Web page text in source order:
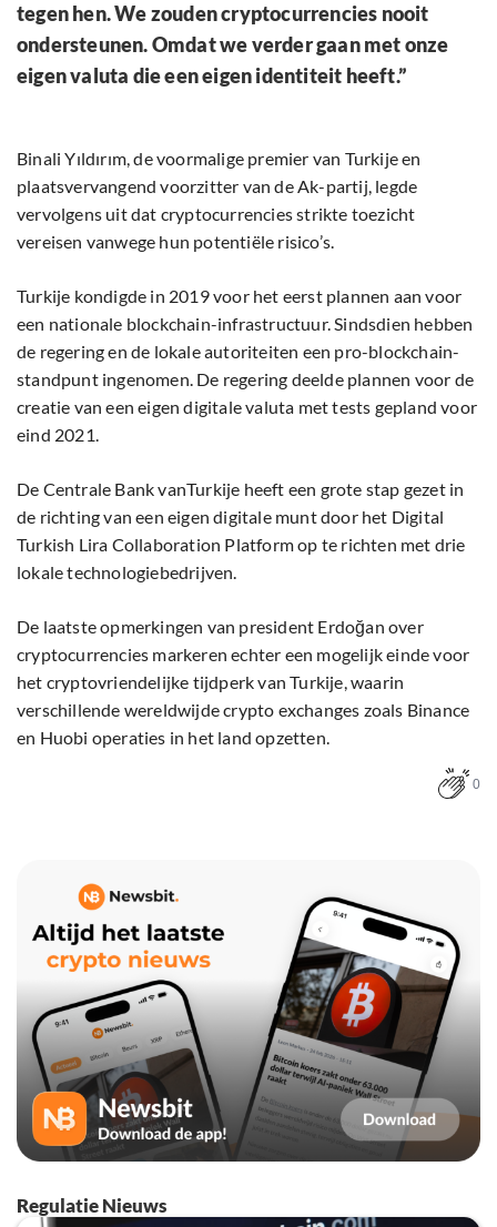
tegen hen. We zouden cryptocurrencies nooit
ondersteunen. Omdat we verder gaan met onze
eigen valuta die een eigen identiteit heeft.”
Binali Yıldırım, de voormalige premier van Turkije en
plaatsvervangend voorzitter van de Ak-partij, legde
vervolgens uit dat cryptocurrencies strikte toezicht
vereisen vanwege hun potentiële risico’s.
Turkije kondigde in 2019 voor het eerst plannen aan voor
een nationale blockchain-infrastructuur. Sindsdien hebben
de regering en de lokale autoriteiten een pro-blockchain-
standpunt ingenomen. De regering deelde plannen voor de
creatie van een eigen digitale valuta met tests gepland voor
eind 2021.
De Centrale Bank vanTurkije heeft een grote stap gezet in
de richting van een eigen digitale munt door het Digital
Turkish Lira Collaboration Platform op te richten met drie
lokale technologiebedrijven.
De laatste opmerkingen van president Erdoğan over
cryptocurrencies markeren echter een mogelijk einde voor
het cryptovriendelijke tijdperk van Turkije, waarin
verschillende wereldwijde crypto exchanges zoals Binance
en Huobi operaties in het land opzetten.
0
Regulatie Nieuws